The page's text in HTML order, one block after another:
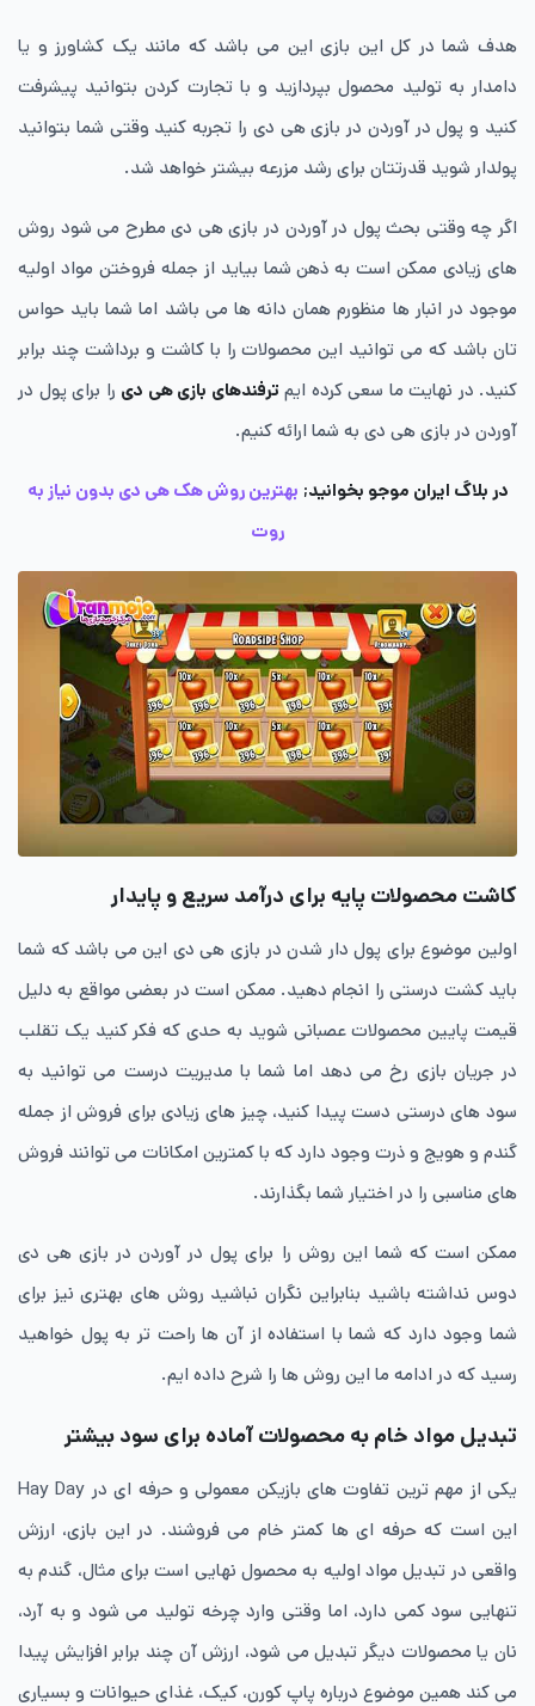
هدف شما در کل این بازی این می باشد که مانند یک کشاورز و یا
دامدار به تولید محصول بپردازید و با تجارت کردن بتوانید پیشرفت
کنید و پول در آوردن در بازی هی دی را تجربه کنید وقتی شما بتوانید
پولدار شوید قدرتتان برای رشد مزرعه بیشتر خواهد شد.
اگر چه وقتی بحث پول در آوردن در بازی هی دی مطرح می شود روش
های زیادی ممکن است به ذهن شما بیاید از جمله فروختن مواد اولیه
موجود در انبار ها منظورم همان دانه ها می باشد اما شما باید حواس
تان باشد که می توانید این محصولات را با کاشت و برداشت چند برابر
کنید. در نهایت ما سعی کرده ایم ترفندهای بازی هی دی را برای پول در
آوردن در بازی هی دی به شما ارائه کنیم.
در بلاگ ایران موجو بخوانید; بهترین روش هک هی دی بدون نیاز به
روت
کاشت محصولات پایه برای درآمد سریع و پایدار
اولین موضوع برای پول دار شدن در بازی هی دی این می باشد که شما
باید کشت درستی را انجام دهید. ممکن است در بعضی مواقع به دلیل
قیمت پایین محصولات عصبانی شوید به حدی که فکر کنید یک تقلب
در جریان بازی رخ می دهد اما شما با مدیریت درست می توانید به
سود های درستی دست پیدا کنید، چیز های زیادی برای فروش از جمله
گندم و هویج و ذرت وجود دارد که با کمترین امکانات می توانند فروش
های مناسبی را در اختیار شما بگذارند.
ممکن است که شما این روش را برای پول در آوردن در بازی هی دی
دوس نداشته باشید بنابراین نگران نباشید روش های بهتری نیز برای
شما وجود دارد که شما با استفاده از آن ها راحت تر به پول خواهید
رسید که در ادامه ما این روش ها را شرح داده ایم.
تبدیل مواد خام به محصولات آماده برای سود بیشتر
یکی از مهم ترین تفاوت های بازیکن معمولی و حرفه ای در Hay Day
این است که حرفه ای ها کمتر خام می فروشند. در این بازی، ارزش
واقعی در تبدیل مواد اولیه به محصول نهایی است برای مثال، گندم به
تنهایی سود کمی دارد، اما وقتی وارد چرخه تولید می شود و به آرد،
نان یا محصولات دیگر تبدیل می‌ شود، ارزش آن چند برابر افزایش پیدا
می کند همین موضوع درباره پاپ کورن، کیک، غذای حیوانات و بسیاری